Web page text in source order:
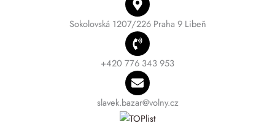
Sokolovská 1207/226 Praha 9 Libeň
+420 776 343 953
slavek.bazar@volny.cz